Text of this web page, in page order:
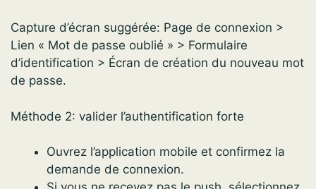
Capture d’écran suggérée: Page de connexion >
Lien « Mot de passe oublié » > Formulaire
d’identification > Écran de création du nouveau mot
de passe.
Méthode 2: valider l’authentification forte
Ouvrez l’application mobile et confirmez la
demande de connexion.